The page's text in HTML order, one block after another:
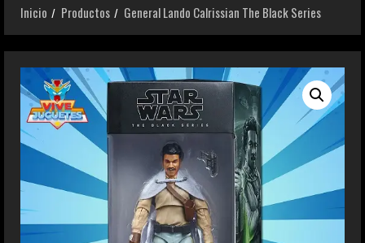
Inicio
Productos General Lando Calrissian The Black Series